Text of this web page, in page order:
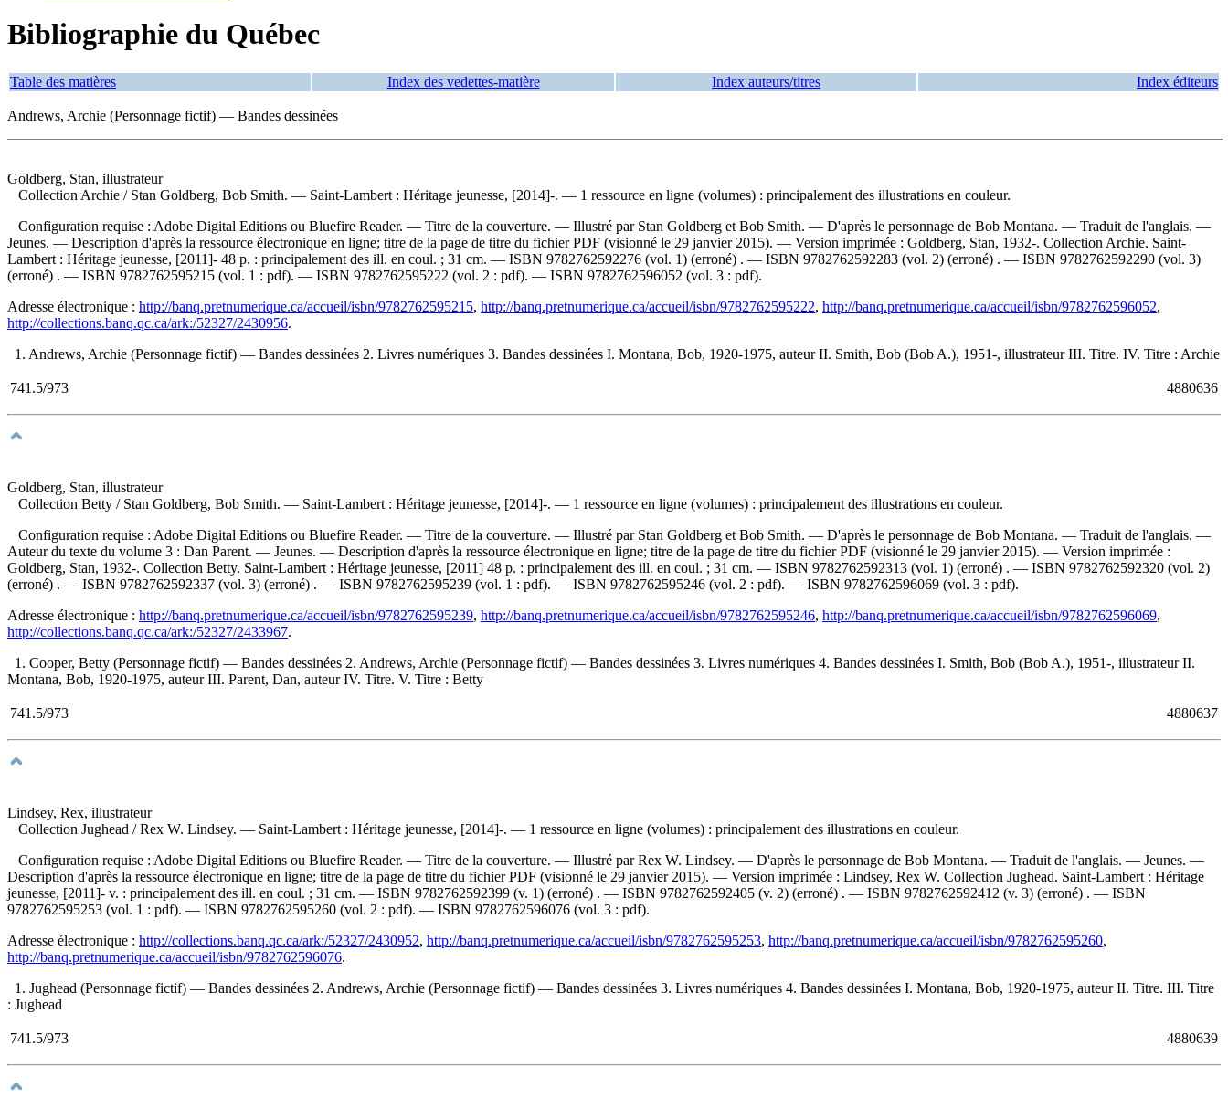
Bibliographie du Québec
Table des matières Index des vedettes-matière Index auteurs/titres Index éditeurs
Andrews, Archie (Personnage fictif) — Bandes dessinées
Goldberg, Stan, illustrateur
Collection Archie / Stan Goldberg, Bob Smith. — Saint-Lambert : Héritage jeunesse, [2014]-. — 1 ressource en ligne (volumes) : principalement des illustrations en couleur.
Configuration requise : Adobe Digital Editions ou Bluefire Reader. — Titre de la couverture. — Illustré par Stan Goldberg et Bob Smith. — D'après le personnage de Bob Montana. — Traduit de l'anglais. —
Jeunes. — Description d'après la ressource électronique en ligne; titre de la page de titre du fichier PDF (visionné le 29 janvier 2015). — Version imprimée : Goldberg, Stan, 1932-. Collection Archie. Saint-
Lambert : Héritage jeunesse, [2011]- 48 p. : principalement des ill. en coul. ; 31 cm. — ISBN 9782762592276 (vol. 1) (erroné) . — ISBN 9782762592283 (vol. 2) (erroné) . — ISBN 9782762592290 (vol. 3)
(erroné) . — ISBN 9782762595215 (vol. 1 : pdf). — ISBN 9782762595222 (vol. 2 : pdf). — ISBN 9782762596052 (vol. 3 : pdf).
Adresse électronique : http://banq.pretnumerique.ca/accueil/isbn/9782762595215, http://banq.pretnumerique.ca/accueil/isbn/9782762595222, http://banq.pretnumerique.ca/accueil/isbn/9782762596052,
http://collections.banq.qc.ca/ark:/52327/2430956.
1. Andrews, Archie (Personnage fictif) — Bandes dessinées 2. Livres numériques 3. Bandes dessinées I. Montana, Bob, 1920-1975, auteur II. Smith, Bob (Bob A.), 1951-, illustrateur III. Titre. IV. Titre : Archie
741.5/973 4880636
Goldberg, Stan, illustrateur
Collection Betty / Stan Goldberg, Bob Smith. — Saint-Lambert : Héritage jeunesse, [2014]-. — 1 ressource en ligne (volumes) : principalement des illustrations en couleur.
Configuration requise : Adobe Digital Editions ou Bluefire Reader. — Titre de la couverture. — Illustré par Stan Goldberg et Bob Smith. — D'après le personnage de Bob Montana. — Traduit de l'anglais. —
Auteur du texte du volume 3 : Dan Parent. — Jeunes. — Description d'après la ressource électronique en ligne; titre de la page de titre du fichier PDF (visionné le 29 janvier 2015). — Version imprimée :
Goldberg, Stan, 1932-. Collection Betty. Saint-Lambert : Héritage jeunesse, [2011] 48 p. : principalement des ill. en coul. ; 31 cm. — ISBN 9782762592313 (vol. 1) (erroné) . — ISBN 9782762592320 (vol. 2)
(erroné) . — ISBN 9782762592337 (vol. 3) (erroné) . — ISBN 9782762595239 (vol. 1 : pdf). — ISBN 9782762595246 (vol. 2 : pdf). — ISBN 9782762596069 (vol. 3 : pdf).
Adresse électronique : http://banq.pretnumerique.ca/accueil/isbn/9782762595239, http://banq.pretnumerique.ca/accueil/isbn/9782762595246, http://banq.pretnumerique.ca/accueil/isbn/9782762596069,
http://collections.banq.qc.ca/ark:/52327/2433967.
1. Cooper, Betty (Personnage fictif) — Bandes dessinées 2. Andrews, Archie (Personnage fictif) — Bandes dessinées 3. Livres numériques 4. Bandes dessinées I. Smith, Bob (Bob A.), 1951-, illustrateur II.
Montana, Bob, 1920-1975, auteur III. Parent, Dan, auteur IV. Titre. V. Titre : Betty
741.5/973 4880637
Lindsey, Rex, illustrateur
Collection Jughead / Rex W. Lindsey. — Saint-Lambert : Héritage jeunesse, [2014]-. — 1 ressource en ligne (volumes) : principalement des illustrations en couleur.
Configuration requise : Adobe Digital Editions ou Bluefire Reader. — Titre de la couverture. — Illustré par Rex W. Lindsey. — D'après le personnage de Bob Montana. — Traduit de l'anglais. — Jeunes. —
Description d'après la ressource électronique en ligne; titre de la page de titre du fichier PDF (visionné le 29 janvier 2015). — Version imprimée : Lindsey, Rex W. Collection Jughead. Saint-Lambert : Héritage
jeunesse, [2011]- v. : principalement des ill. en coul. ; 31 cm. — ISBN 9782762592399 (v. 1) (erroné) . — ISBN 9782762592405 (v. 2) (erroné) . — ISBN 9782762592412 (v. 3) (erroné) . — ISBN
9782762595253 (vol. 1 : pdf). — ISBN 9782762595260 (vol. 2 : pdf). — ISBN 9782762596076 (vol. 3 : pdf).
Adresse électronique : http://collections.banq.qc.ca/ark:/52327/2430952, http://banq.pretnumerique.ca/accueil/isbn/9782762595253, http://banq.pretnumerique.ca/accueil/isbn/9782762595260,
http://banq.pretnumerique.ca/accueil/isbn/9782762596076.
1. Jughead (Personnage fictif) — Bandes dessinées 2. Andrews, Archie (Personnage fictif) — Bandes dessinées 3. Livres numériques 4. Bandes dessinées I. Montana, Bob, 1920-1975, auteur II. Titre. III. Titre
: Jughead
741.5/973 4880639